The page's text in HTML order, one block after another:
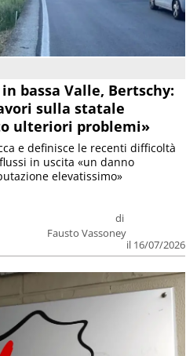
bassa Valle, Bertschy:
sulla statale
ulteriori problemi»
di
Fausto Vassoney
il 16/07/2026
e definisce le recenti difficoltà
in uscita «un danno
elevatissimo»